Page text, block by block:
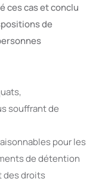
ces cas et conclu
de
souffrant de
pour les
de détention
des droits